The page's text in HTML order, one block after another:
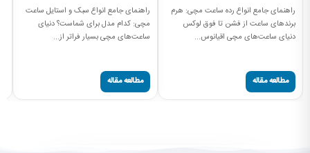
راهنمای جامع انواع رده ساعت مچی: هرم
برندهای ساعت از فشن تا فوق لوکس
دنیای ساعت‌های مچی اقیانوس...
مطالعه مقاله
راهنمای جامع انواع سبک و استایل ساعت
مچی: کدام مدل برای شماست؟ دنیای
ساعت‌های مچی بسیار فراتر از...
مطالعه مقاله